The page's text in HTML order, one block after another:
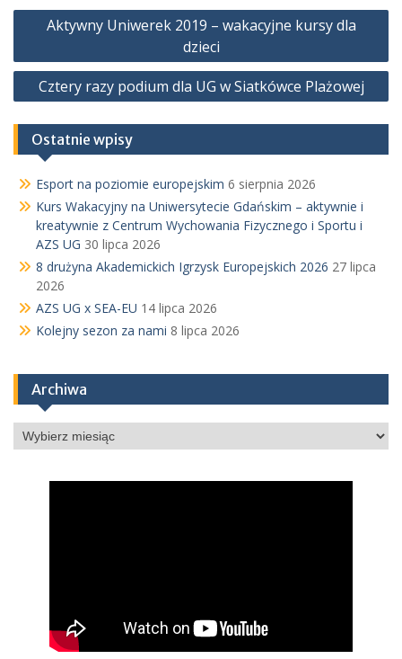
Nawigacja
Aktywny Uniwerek 2019 – wakacyjne kursy dla
dzieci
Cztery razy podium dla UG w Siatkówce Plażowej
Ostatnie wpisy
Esport na poziomie europejskim 6 sierpnia 2026
Kurs Wakacyjny na Uniwersytecie Gdańskim – aktywnie i
kreatywnie z Centrum Wychowania Fizycznego i Sportu i
AZS UG 30 lipca 2026
8 drużyna Akademickich Igrzysk Europejskich 2026 27 lipca
2026
AZS UG x SEA-EU 14 lipca 2026
Kolejny sezon za nami 8 lipca 2026
Archiwa
Archiwa